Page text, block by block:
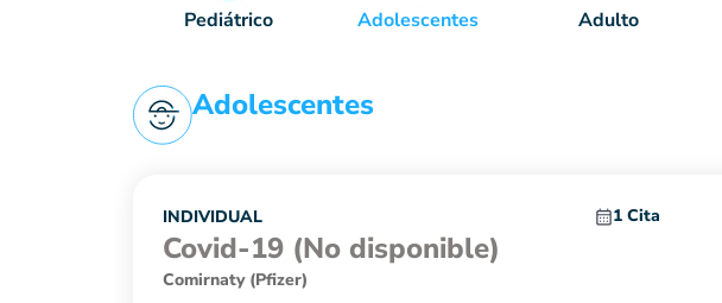
Pediátrico Adolescentes Adulto
Adolescentes
INDIVIDUAL
Covid-19 (No disponible)
Comirnaty (Pfizer)
1 Cita